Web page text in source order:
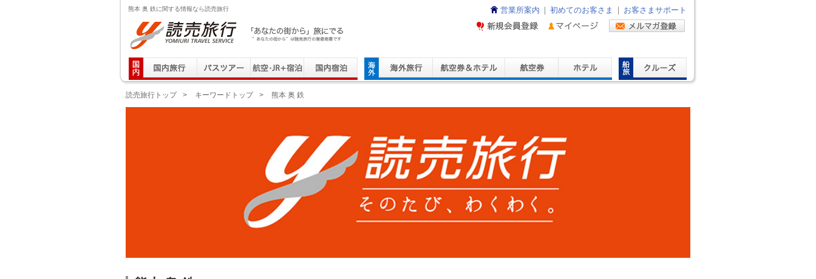
熊本 奥 鉄に関する情報なら読売旅行
読売旅行 「あなたの街から」旅にでる｜Yomiuri Travel Service
営業所案内 初めてのお客さま お客さまサポート
読売旅行トップ > キーワードトップ > 熊本 奥 鉄